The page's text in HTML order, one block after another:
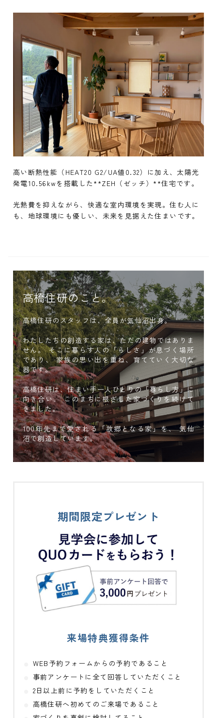
高い断熱性能（HEAT20 G2/UA値0.32）に加え、太陽光
発電10.56kwを搭載した**ZEH（ゼッチ）**住宅です。
光熱費を抑えながら、快適な室内環境を実現。住む人に
も、地球環境にも優しい、未来を見据えた住まいです。
高橋住研のこと。
高橋住研のスタッフは、全員が気仙沼出身。
わたしたちの創造する家は、ただの建物ではありま
せん。そこに暮らす人の「らしさ」が息づく場所
であり、家族の思い出を重ね、育てていく大切な
器です。
高橋住研は、住まい手一人ひとりの「暮らし方」に
向き合い、このまちに根ざした家づくりを続けて
きました。
100年先まで愛される「故郷となる家」を、気仙
沼で創造しています。
期間限定プレゼント
来場特典獲得条件
WEB予約フォームからの予約であること
事前アンケートに全て回答していただくこと
2日以上前に予約をしていただくこと
高橋住研へ初めてのご来場であること